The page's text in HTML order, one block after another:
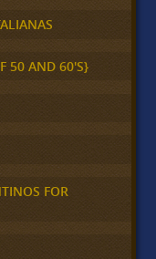
50 AND 60'S}
FOR